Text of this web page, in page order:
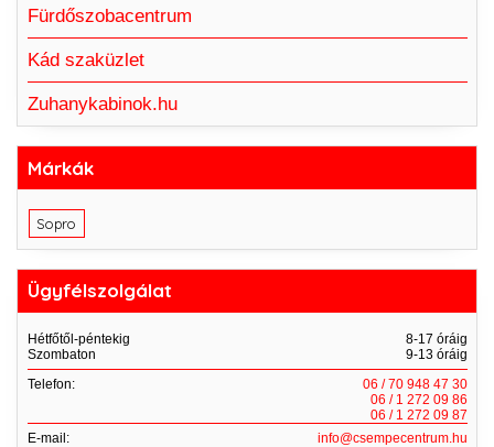
Fürdőszobacentrum
Kád szaküzlet
Zuhanykabinok.hu
Márkák
Sopro
Ügyfélszolgálat
Hétfőtől-péntekig
8-17 óráig
Szombaton
9-13 óráig
Telefon:
06 / 70 948 47 30
06 / 1 272 09 86
06 / 1 272 09 87
E-mail:
info@csempecentrum.hu